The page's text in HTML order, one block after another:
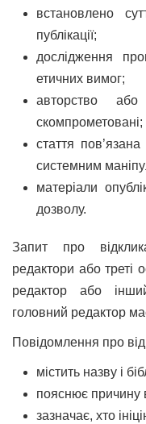
встановлено
публікації;
дослідження
етичних вимог;
авторство
скомпрометовані;
стаття
системним
матеріали
дозволу.
Запит про
редактори або треті
редактор або
головний редактор
Повідомлення про
містить назву і
пояснює причину
зазначає, хто